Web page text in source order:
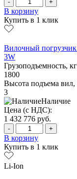
- +
В корзину
Купить в 1 клик
Вилочный
3W
Грузоподъемность, кг
1800
Высота подъема
3
Наличие
Цена (с НДС):
1 432 776 руб.
- +
В корзину
Купить в 1 клик
Li-Ion